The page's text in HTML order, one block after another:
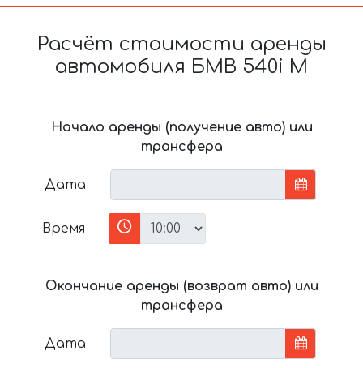
Расчёт стоимости аренды
автомобиля БМВ 540i M
Начало аренды (получение авто) или
трансфера
Дата
Время
Окончание аренды (возврат авто) или
трансфера
Дата